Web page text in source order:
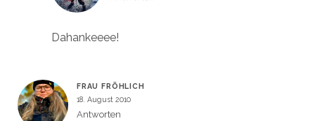
Dahankeeee!
FRAU FRÖHLICH
18. August 2010
Antworten